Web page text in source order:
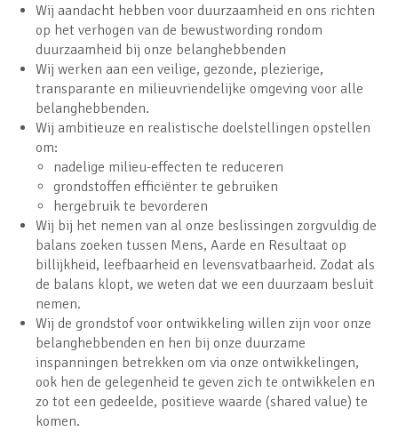
Wij aandacht hebben voor duurzaamheid en ons richten
op het verhogen van de bewustwording rondom
duurzaamheid bij onze belanghebbenden
Wij werken aan een veilige, gezonde, plezierige,
transparante en milieuvriendelijke omgeving voor alle
belanghebbenden.
Wij ambitieuze en realistische doelstellingen opstellen
om:
nadelige milieu-effecten te reduceren
grondstoffen efficiënter te gebruiken
hergebruik te bevorderen
Wij bij het nemen van al onze beslissingen zorgvuldig de
balans zoeken tussen Mens, Aarde en Resultaat op
billijkheid, leefbaarheid en levensvatbaarheid. Zodat als
de balans klopt, we weten dat we een duurzaam besluit
nemen.
Wij de grondstof voor ontwikkeling willen zijn voor onze
belanghebbenden en hen bij onze duurzame
inspanningen betrekken om via onze ontwikkelingen,
ook hen de gelegenheid te geven zich te ontwikkelen en
zo tot een gedeelde, positieve waarde (shared value) te
komen.